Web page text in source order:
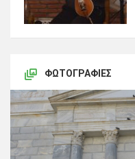
ΦΩΤΟΓΡΑΦΊΕΣ